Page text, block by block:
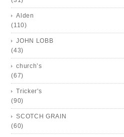
Alden
(110)
JOHN LOBB
(43)
church’s
(67)
Tricker's
(90)
SCOTCH GRAIN
(60)